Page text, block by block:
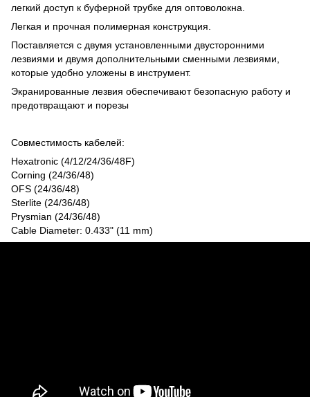
легкий доступ к буферной трубке для оптоволокна.
Легкая и прочная полимерная конструкция.
Поставляется с двумя установленными двусторонними
лезвиями и двумя дополнительными сменными лезвиями,
которые удобно уложены в инструмент.
Экранированные лезвия обеспечивают безопасную работу и
предотвращают и порезы
Совместимость кабелей:
Hexatronic (4/12/24/36/48F)
Corning (24/36/48)
OFS (24/36/48)
Sterlite (24/36/48)
Prysmian (24/36/48)
Cable Diameter: 0.433ʺ (11 mm)